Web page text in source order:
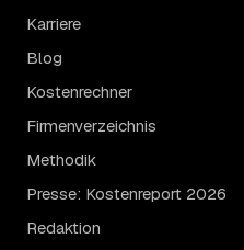
Karriere
Blog
Kostenrechner
Firmenverzeichnis
Methodik
Presse: Kostenreport 2026
Redaktion